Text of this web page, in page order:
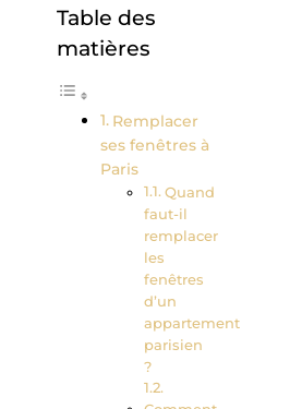
Table des
matières
Remplacer
ses fenêtres à
Paris
Quand
faut-il
remplacer
les
fenêtres
d’un
appartement
parisien
?